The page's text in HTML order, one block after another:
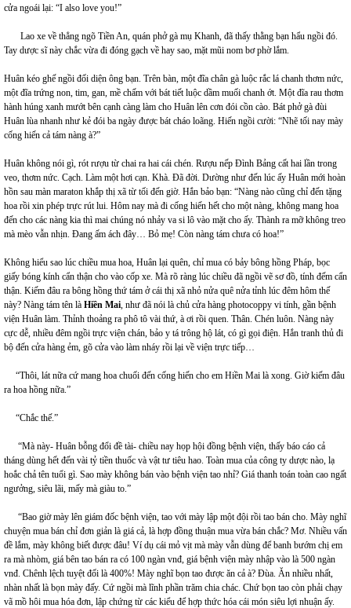
cửa ngoái lại: “I also love you!”
Lao xe về thẳng ngõ Tiền An, quán phở gà mụ Khanh, đã thấy thằng bạn hẩu ngồi đó.
Tay dược sĩ này chắc vừa đi đóng gạch về hay sao, mặt mũi nom bơ phờ lắm.
Huân kéo ghế ngồi đối diện ông bạn. Trên bàn, một đĩa chân gà luộc rắc lá chanh thơm nức,
một đĩa trứng non, tim, gan, mề chấm với bát tiết luộc dầm muối chanh ớt. Một đĩa rau thơm
hành húng xanh mướt bên cạnh càng làm cho Huân lên cơn đói cồn cào. Bát phở gà đùi
Huân lùa nhanh như kẻ đói ba ngày được bát cháo loãng. Hiến ngồi cười: “Nhẽ tối nay mày
cống hiến cả tám nàng à?”
Huân không nói gì, rót rượu từ chai ra hai cái chén. Rượu nếp Đình Bảng cất hai lần trong
veo, thơm nức. Cạch. Làm một hơi cạn. Khà. Đã đời. Dường như đến lúc ấy Huân mới hoàn
hồn sau màn maraton khắp thị xã từ tối đến giờ. Hắn bảo bạn: “Nàng nào cũng chỉ đến tặng
hoa rồi xin phép trực rút lui. Hôm nay mà đi cống hiến hết cho một nàng, không mang hoa
đến cho các nàng kia thì mai chúng nó nhảy va si lô vào mặt cho ấy. Thành ra mỡ không treo
mà mèo vẫn nhịn. Đang ấm ách đây… Bỏ mẹ! Còn nàng tám chưa có hoa!”
Không hiểu sao lúc chiều mua hoa, Huân lại quên, chỉ mua có bảy bông hồng Pháp, bọc
giấy bóng kính cẩn thận cho vào cốp xe. Mà rõ ràng lúc chiều đã ngồi vẽ sơ đồ, tính đếm cẩn
thận. Kiếm đâu ra bông hồng thứ tám ở cái thị xã nhỏ nửa quê nửa tỉnh lúc đêm hôm thế
này? Nàng tám tên là Hiền Mai , như đã nói là chủ cửa hàng photocoppy vi tính, gần bệnh
viện Huân làm. Thỉnh thoảng ra phô tô vài thứ, à ơi rồi quen. Thân. Chén luôn. Nàng này
cực dễ, nhiều đêm ngồi trực viện chán, bảo y tá trông hộ lát, có gì gọi điện. Hắn tranh thủ đi
bộ đến cửa hàng ẻm, gõ cửa vào làm nháy rồi lại về viện trực tiếp…
“Thôi, lát nữa cứ mang hoa chuối đến cống hiến cho em Hiền Mai là xong. Giờ kiếm đâu
ra hoa hồng nữa.”
“Chắc thế.”
“Mà này- Huân bỗng đổi đề tài- chiều nay họp hội đồng bệnh viện, thấy báo cáo cả
tháng dùng hết đến vài tỷ tiền thuốc và vật tư tiêu hao. Toàn mua của công ty dược nào, lạ
hoắc chả tên tuổi gì. Sao mày không bán vào bệnh viện tao nhỉ? Giá thanh toán toàn cao ngất
ngưởng, siêu lãi, mấy mà giàu to.”
“Bao giờ mày lên giám đốc bệnh viện, tao với mày lập một đội rồi tao bán cho. Mày nghĩ
chuyện mua bán chỉ đơn giản là giá cả, là hợp đồng thuận mua vừa bán chắc? Mơ. Nhiều vấn
đề lắm, mày không biết được đâu! Ví dụ cái mỏ vịt mà mày vẫn dùng để banh bướm chị em
ra mà nhòm, giá bên tao bán ra có 100 ngàn vnđ, giá bệnh viện mày nhập vào là 500 ngàn
vnđ. Chênh lệch tuyệt đối là 400%! Mày nghĩ bọn tao được ăn cả à? Đùa. Ăn nhiều nhất,
nhàn nhất là bọn mày đấy. Cứ ngồi mà lĩnh phần trăm chia chác. Chứ bọn tao còn phải chạy
vã mồ hôi mua hóa đơn, lập chứng từ các kiểu để hợp thức hóa cái món siêu lợi nhuận ấy.